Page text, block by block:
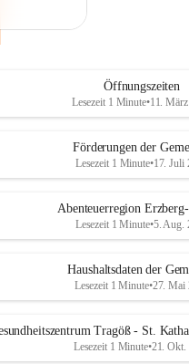
Öffnungszeiten
Lesezeit 1 Minute•11.
Förderungen der
Lesezeit 1 Minute•17. Juli
Abenteuerregion
Lesezeit 1 Minute•5. Aug.
Haushaltsdaten der
Lesezeit 1 Minute•27. Mai
Tragöß - St.
Lesezeit 1 Minute•21. Okt.